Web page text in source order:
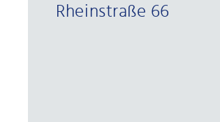
Rheinstraße 66